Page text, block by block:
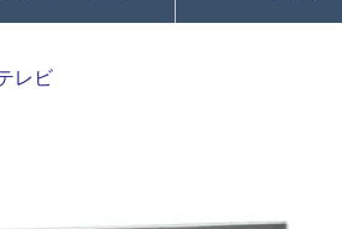
レビ